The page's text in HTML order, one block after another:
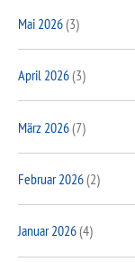
Mai 2026(3)
April 2026(3)
März 2026(7)
Februar 2026(2)
Januar 2026(4)